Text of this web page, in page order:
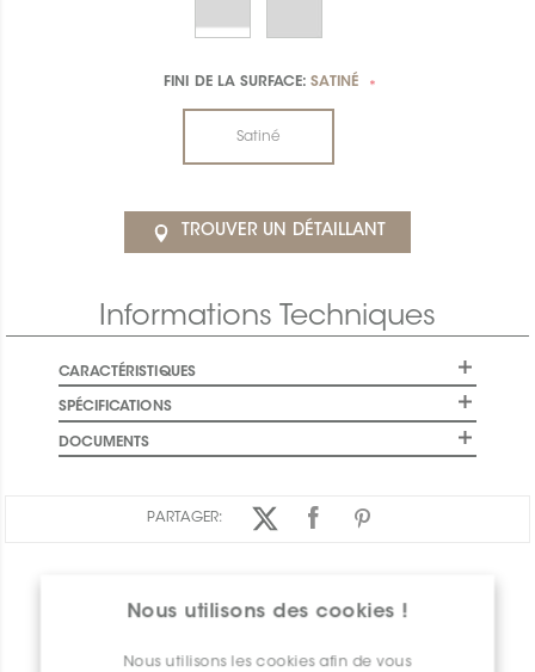
Nous utilisons des cookies !
Nous utilisons les cookies afin de vous
FINI DE LA SURFACE:SATINÉ *
Satiné
TROUVER UN DÉTAILLANT
Informations Techniques
CARACTÉRISTIQUES
SPÉCIFICATIONS
DOCUMENTS
PARTAGER: